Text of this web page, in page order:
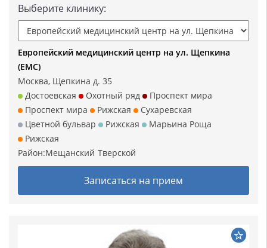
Выберите клинику:
Европейский медицинский центр на ул. Щепкина
(ЕМС)
Москва, Щепкина д. 35
Достоевская
Охотный ряд
Проспект мира
Проспект мира
Рижская
Сухаревская
Цветной бульвар
Рижская
Марьина Роща
Рижская
Район:Мещанский Тверской
Записаться на прием